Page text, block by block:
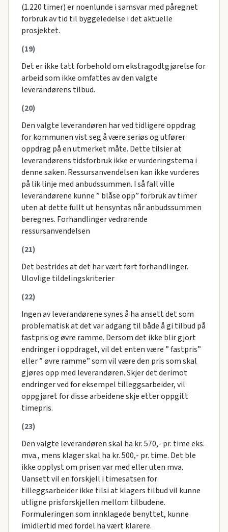
(1.220 timer) er noenlunde i samsvar med påregnet
forbruk av tid til byggeledelse i det aktuelle
prosjektet.
(19)
Det er ikke tatt forbehold om ekstragodtgjørelse for
arbeid som ikke omfattes av den valgte
leverandørens tilbud.
(20)
Den valgte leverandøren har ved tidligere oppdrag
for kommunen vist seg å være seriøs og utfører
oppdrag på en utmerket måte. Dette tilsier at
leverandørens tidsforbruk ikke er vurderingstema i
denne saken. Ressursanvendelsen kan ikke vurderes
på lik linje med anbudssummen. I så fall ville
leverandørene kunne ” blåse opp” forbruk av timer
uten at dette fullt ut hensyntas når anbudssummen
beregnes. Forhandlinger vedrørende
ressursanvendelsen
(21)
Det bestrides at det har vært ført forhandlinger.
Ulovlige tildelingskriterier
(22)
Ingen av leverandørene synes å ha ansett det som
problematisk at det var adgang til både å gi tilbud på
fastpris og øvre ramme. Dersom det ikke blir gjort
endringer i oppdraget, vil det enten være ” fastpris”
eller ” øvre ramme” som vil være den pris som skal
gjøres opp med leverandøren. Skjer det derimot
endringer ved for eksempel tilleggsarbeider, vil
oppgjøret for disse arbeidene skje etter oppgitt
timepris.
(23)
Den valgte leverandøren skal ha kr. 570,- pr. time eks.
mva., mens klager skal ha kr. 500,- pr. time. Det ble
ikke opplyst om prisen var med eller uten mva.
Uansett vil en forskjell i timesatsen for
tilleggsarbeider ikke tilsi at klagers tilbud vil kunne
utligne prisforskjellen mellom tilbudene.
Formuleringen som innklagede benyttet, kunne
imidlertid med fordel ha vært klarere.